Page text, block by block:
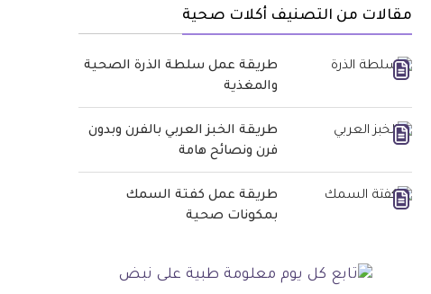
مقالات من التصنيف أكلات صحية
طريقة عمل سلطة الذرة الصحية
والمغذية
طريقة الخبز العربي بالفرن وبدون
فرن ونصائح هامة
طريقة عمل كفتة السمك
بمكونات صحية